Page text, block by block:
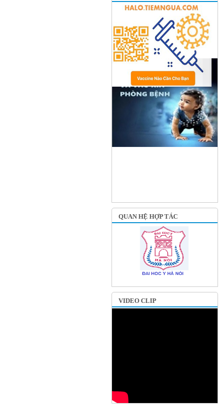
QUAN HỆ HỢP TÁC
VIDEO CLIP